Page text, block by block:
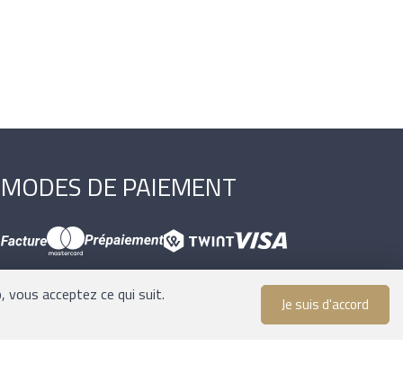
MODES DE PAIEMENT
acceptez ce qui suit. Je suis d'accord